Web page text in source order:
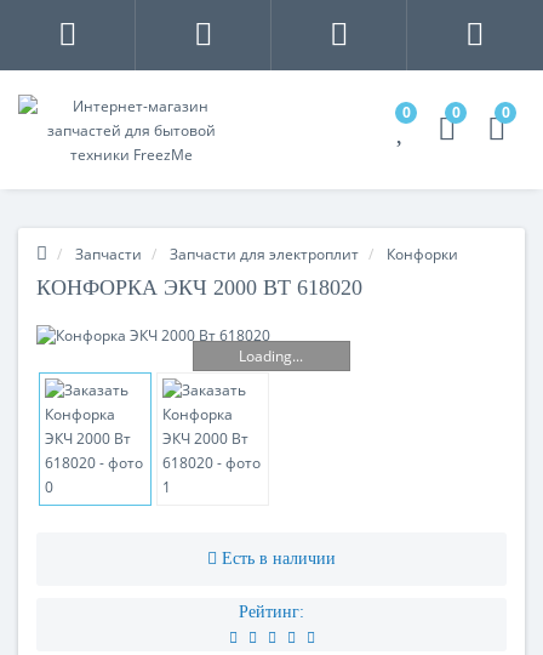
0 0 0
Запчасти Запчасти для электроплит Конфорки
КОНФОРКА ЭКЧ 2000 ВТ 618020
Loading...
Есть в наличии
Рейтинг: